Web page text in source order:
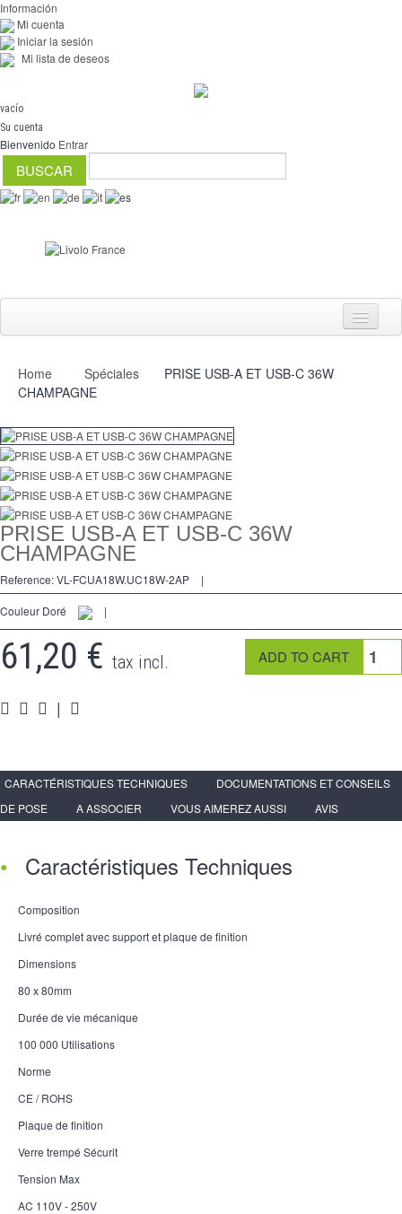
Información
Mi cuenta
Iniciar la sesión
Mi lista de deseos
vacío
Su cuenta
Bienvenido Entrar
Interruptores
2 Ways
tomado
Spéciales
accesorios
Pièces
Apoyo
Programa de revendedor - LIVOLO Francia Sitio Oficial
Home Spéciales
PRISE USB-A ET USB-C 36W
CHAMPAGNE
PRISE USB-A ET USB-C 36W
CHAMPAGNE
Reference:VL-FCUA18W.UC18W-2AP |
Couleur Doré |
61,20 € tax incl.
|
CARACTÉRISTIQUES TECHNIQUES
DOCUMENTATIONS ET CONSEILS
DE POSE
A ASSOCIER VOUS AIMEREZ AUSSI AVIS
Caractéristiques Techniques
Composition
Livré complet avec support et plaque de finition
Dimensions
80 x 80mm
Durée de vie mécanique
100 000 Utilisations
Norme
CE / ROHS
Plaque de finition
Verre trempé Sécurit
Tension Max
AC 110V - 250V